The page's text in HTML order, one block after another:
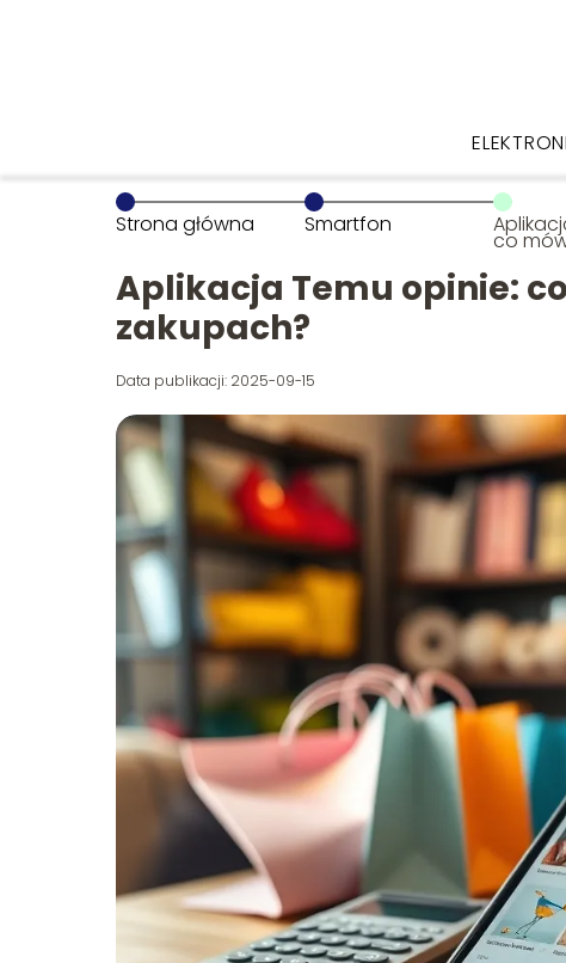
Strona główna Smartfon
co
Aplikacja Temu opinie:
zakupach?
Data publikacji: 2025-09-15